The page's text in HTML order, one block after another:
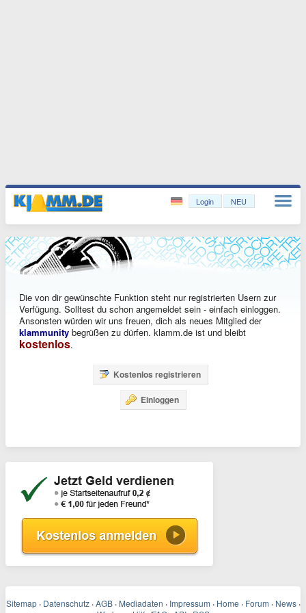
Login NEU
Die von dir gewünschte Funktion steht nur registrierten Usern zur
Verfügung. Solltest du schon angemeldet sein - einfach einloggen.
Ansonsten würden wir uns freuen, dich als neues Mitglied der
klammunity begrüßen zu dürfen. klamm.de ist und bleibt
kostenlos.
Kostenlos registrieren
Einloggen
Sitemap · Datenschutz · AGB · Mediadaten · Impressum · Home · Forum · News ·